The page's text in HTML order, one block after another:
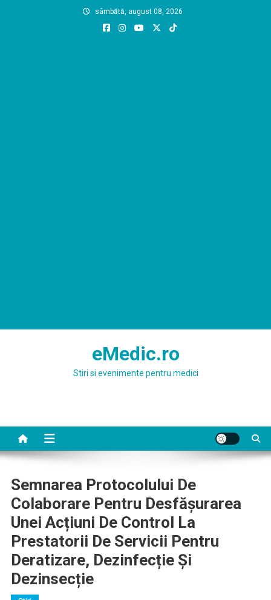
sâmbătă, august 08, 2026
eMedic.ro
Stiri si evenimente pentru medici
Semnarea Protocolului De
Colaborare Pentru Desfășurarea
Unei Acțiuni De Control La
Prestatorii De Servicii Pentru
Deratizare, Dezinfecție Și
Dezinsecție